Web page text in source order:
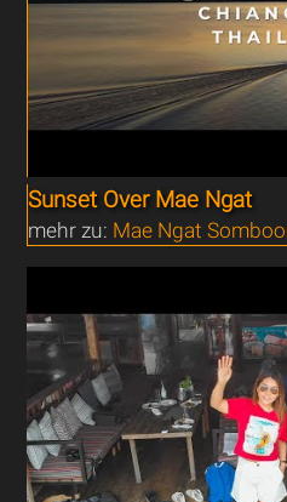
Sunset Over Mae Ngat
mehr zu: Mae Ngat